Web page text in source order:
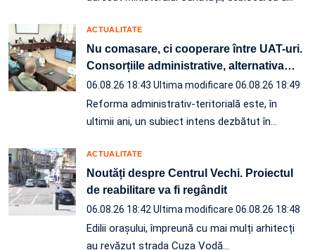
ACTUALITATE
Nu comasare, ci cooperare între UAT-uri.
Consorțiile administrative, alternativa…
06.08.26 18:43 Ultima modificare 06.08.26 18:49
Reforma administrativ-teritorială este, în
ultimii ani, un subiect intens dezbătut în…
ACTUALITATE
Noutăți despre Centrul Vechi. Proiectul
de reabilitare va fi regândit
06.08.26 18:42 Ultima modificare 06.08.26 18:48
Edilii orașului, împreună cu mai mulți arhitecți
au revăzut strada Cuza Vodă…